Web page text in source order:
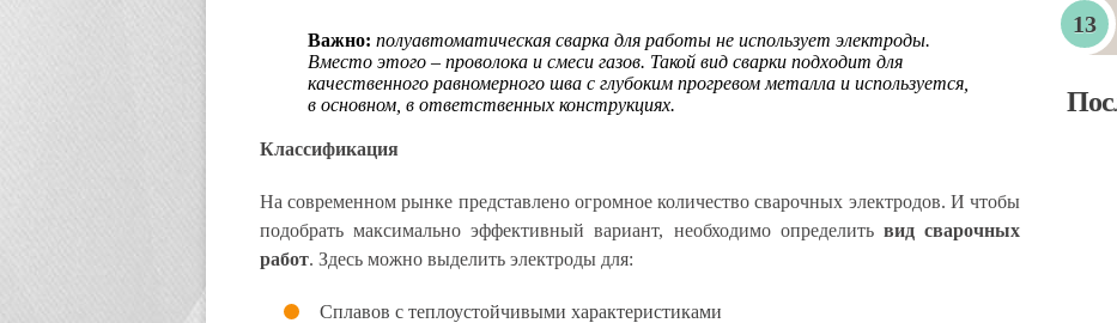
Важно: полуавтоматическая сварка для работы не использует электроды.
Вместо этого – проволока и смеси газов. Такой вид сварки подходит для
качественного равномерного шва с глубоким прогревом металла и используется,
в основном, в ответственных конструкциях.
Классификация
На современном рынке представлено огромное количество сварочных электродов. И чтобы
подобрать максимально эффективный вариант, необходимо определить вид сварочных
работ. Здесь можно выделить электроды для:
Сплавов с теплоустойчивыми характеристиками